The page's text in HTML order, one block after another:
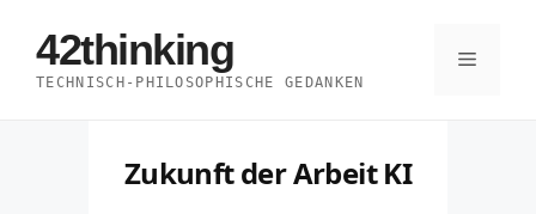
Inhalt
springen
42thinking
TECHNISCH-PHILOSOPHISCHE GEDANKEN
Menü
Zukunft der Arbeit KI